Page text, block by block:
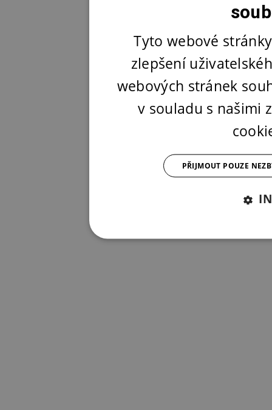
Tyto webové
zlepšení
webových stránek
v souladu s našimi
PŘIJMOUT POUZE